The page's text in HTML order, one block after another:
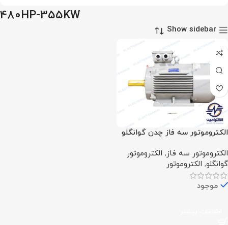
480HP-355KW
Show sidebar
الکتروموتور سه فاز چدن گوانگلو
1500 دور)
الکتروموتور سه فاز, الکتروموتور
گوانگلو, الکتروموتور
موجود